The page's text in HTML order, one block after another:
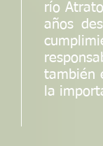
río
años
también
la